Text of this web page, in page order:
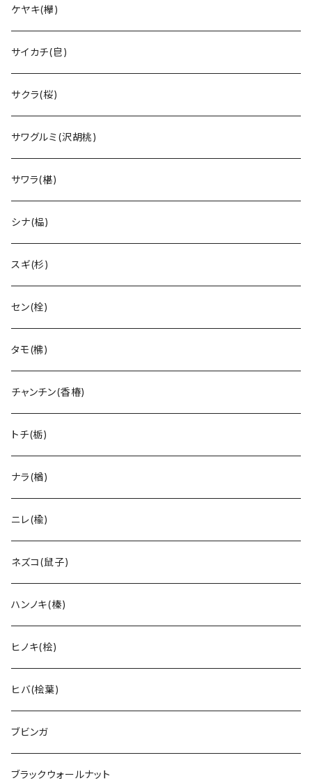
ケヤキ(欅)
サイカチ(皀)
サクラ(桜)
サワグルミ(沢胡桃)
サワラ(椹)
シナ(榀)
スギ(杉)
セン(栓)
タモ(梻)
チャンチン(香椿)
トチ(栃)
ナラ(楢)
ニレ(楡)
ネズコ(鼠子)
ハンノキ(榛)
ヒノキ(桧)
ヒバ(桧葉)
ブビンガ
ブラックウォールナット